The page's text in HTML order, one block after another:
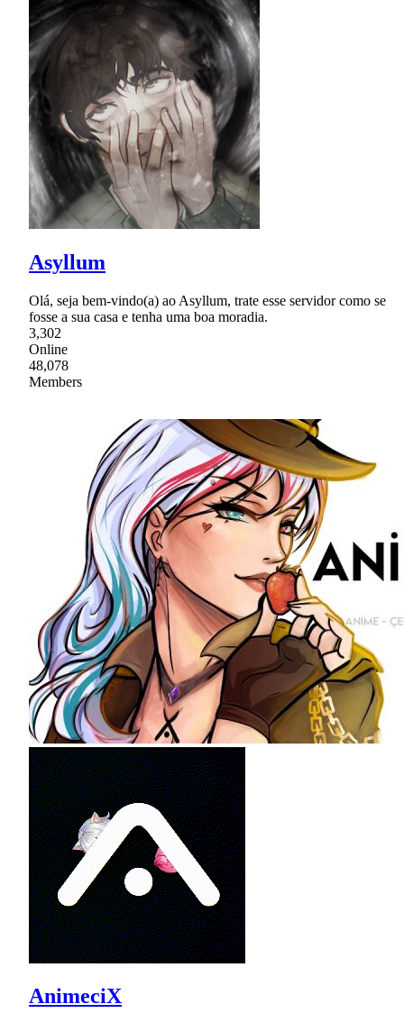
Asyllum
Olá, seja bem-vindo(a) ao Asyllum, trate esse servidor como se
fosse a sua casa e tenha uma boa moradia.
3,302
Online
48,078
Members
AnimeciX